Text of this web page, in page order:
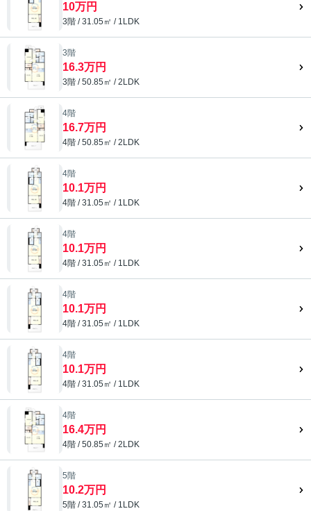
10万円
3階 / 31.05㎡ / 1LDK
3階
16.3万円
3階 / 50.85㎡ / 2LDK
4階
16.7万円
4階 / 50.85㎡ / 2LDK
4階
10.1万円
4階 / 31.05㎡ / 1LDK
4階
10.1万円
4階 / 31.05㎡ / 1LDK
4階
10.1万円
4階 / 31.05㎡ / 1LDK
4階
10.1万円
4階 / 31.05㎡ / 1LDK
4階
16.4万円
4階 / 50.85㎡ / 2LDK
5階
10.2万円
5階 / 31.05㎡ / 1LDK